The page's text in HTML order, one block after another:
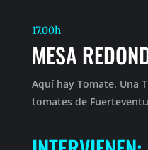
17.00h
MESA
Aquí hay Tomate. Una
tomates de